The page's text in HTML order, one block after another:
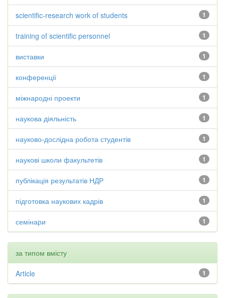
1
scientific-research work of students
1
training of scientific personnel
1
виставки
1
конференції
1
міжнародні проекти
1
наукова діяльність
1
науково-дослідна робота студентів
1
наукові школи факультетів
1
публікація результатів НДР
1
підготовка наукових кадрів
1
семінари
за типом вмісту
1
Article